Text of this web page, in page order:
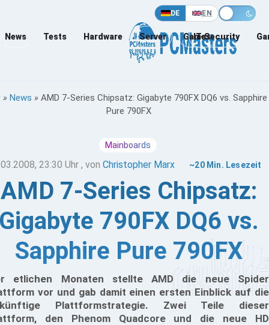
DE EN
News Tests Hardware Server Games
IT-Security
» News » AMD 7-Series Chipsatz: Gigabyte 790FX DQ6 vs. Sapphire
Pure 790FX
Mainboards
23:30 Uhr , vonChristopher Marx ~20 Min. Lesezeit
AMD 7-Series Chipsatz:
790FX DQ6 vs.
Sapphire Pure 790FX
etlichen Monaten stellte AMD die neue Spider
vor und gab damit einen ersten Einblick auf die
Plattformstrategie. Zwei Teile dieser
den Phenom Quadcore und die neue HD